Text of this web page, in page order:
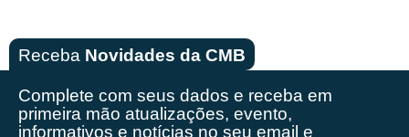
Receba Novidades da CMB
Complete com seus dados e receba em
primeira mão atualizações, evento,
informativos e notícias no seu email e